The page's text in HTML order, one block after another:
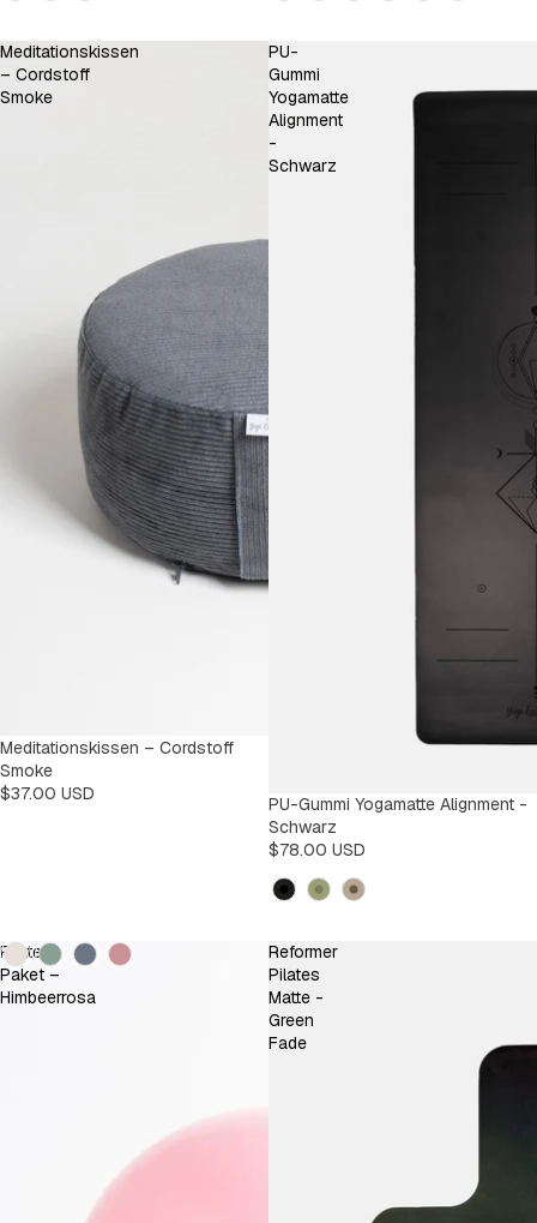
Meditationskissen
– Cordstoff
Smoke
Meditationskissen – Cordstoff
Smoke
$37.00 USD
Kleur
PU-
Gummi
Yogamatte
Alignment
-
Schwarz
PU-Gummi Yogamatte Alignment -
Schwarz
$78.00 USD
Kleur
Pilates-
Paket –
Himbeerrosa
Reformer
Pilates
Matte -
Green
Fade